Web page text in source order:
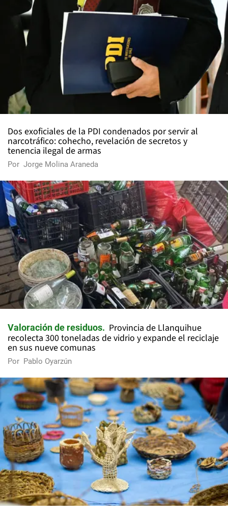
Dos exoficiales de la PDI condenados por servir al
narcotráfico: cohecho, revelación de secretos y
tenencia ilegal de armas
Por Jorge Molina Araneda
Valoración de residuos
Provincia de Llanquihue
recolecta 300 toneladas de vidrio y expande el reciclaje
en sus nueve comunas
Por Pablo Oyarzún